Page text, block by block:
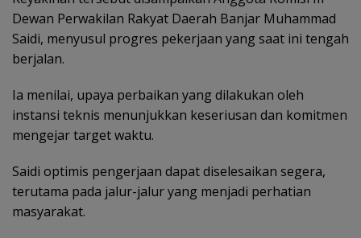
Dewan Perwakilan Rakyat Daerah Banjar Muhammad
Saidi, menyusul progres pekerjaan yang saat ini tengah
berjalan.
Ia menilai, upaya perbaikan yang dilakukan oleh
instansi teknis menunjukkan keseriusan dan komitmen
mengejar target waktu.
Saidi optimis pengerjaan dapat diselesaikan segera,
terutama pada jalur-jalur yang menjadi perhatian
masyarakat.